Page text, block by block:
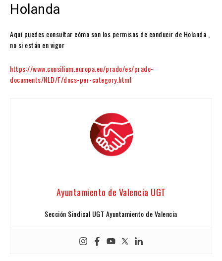
Holanda
Aquí puedes consultar cómo son los permisos de conducir de Holanda ,
no si están en vigor
https://www.consilium.europa.eu/prado/es/prado-
documents/NLD/F/docs-per-category.html
Ayuntamiento de Valencia UGT
Sección Sindical UGT Ayuntamiento de Valencia